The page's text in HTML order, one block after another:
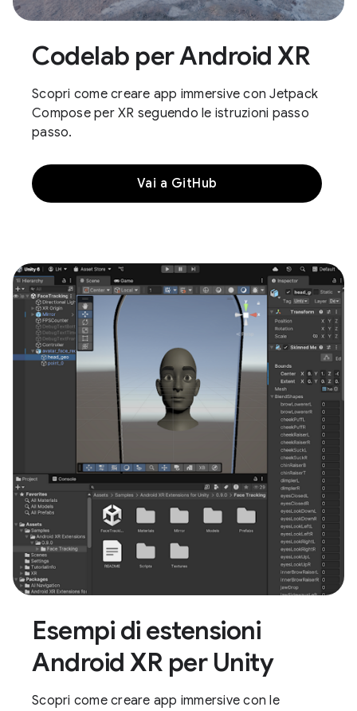
Codelab per Android XR
Scopri come creare app immersive con Jetpack
Compose per XR seguendo le istruzioni passo
passo.
Vai a GitHub
Esempi di estensioni
Android XR per Unity
Scopri come creare app immersive con le